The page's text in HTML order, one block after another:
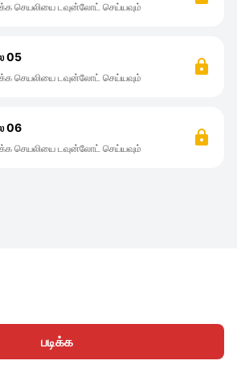
படிக்க
செயலியை டவுன்லோட் செய்யவும்
05
செயலியை டவுன்லோட் செய்யவும்
06
செயலியை டவுன்லோட் செய்யவும்
எழுத கட்டுரைகள் உள்நுழைக